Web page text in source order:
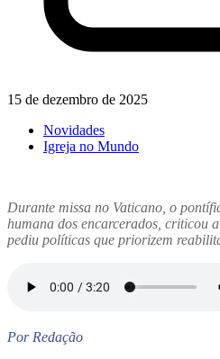
15 de dezembro de 2025
Novidades
Igreja no Mundo
Durante missa no Vaticano, o
humana dos encarcerados, criticou
pediu políticas que priorizem
Por Redação